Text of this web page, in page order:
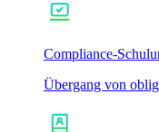
Compliance-
Übergang von